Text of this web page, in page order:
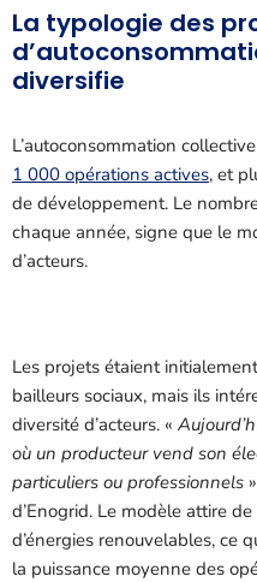
La typologie des
diversifie
L’autoconsommation
1 000 opérations actives, et
de développement. Le
chaque année, signe que le
d’acteurs.
Les projets étaient
bailleurs sociaux, mais ils
diversité d’acteurs. «
où un producteur vend son
particuliers ou professionnels
d’Enogrid. Le modèle attire
d’énergies renouvelables, ce
la puissance moyenne des